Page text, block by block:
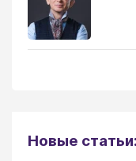
Новые статьи: